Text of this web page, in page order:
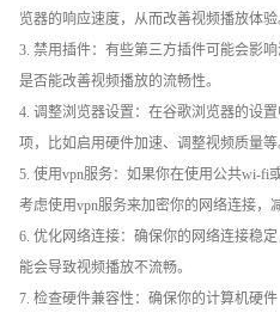
览器的响应速度，从而改善视频播放体验
3. 禁用插件：有些第三方插件可能会影
是否能改善视频播放的流畅性。
4. 调整浏览器设置：在谷歌浏览器的设
项，比如启用硬件加速、调整视频质量等
5. 使用vpn服务：如果你在使用公共wi-fi
考虑使用vpn服务来加密你的网络连接，
6. 优化网络连接：确保你的网络连接稳
能会导致视频播放不流畅。
7. 检查硬件兼容性：确保你的计算机硬